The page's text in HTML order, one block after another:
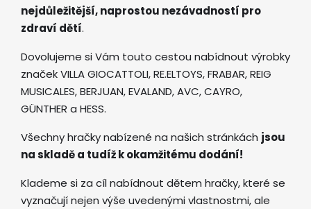
nejdůležitější, naprostou nezávadností pro
zdraví dětí.
Dovolujeme si Vám touto cestou nabídnout výrobky
značek VILLA GIOCATTOLI, RE.ELTOYS, FRABAR, REIG
MUSICALES, BERJUAN, EVALAND, AVC, CAYRO,
GÜNTHER a HESS.
Všechny hračky nabízené na našich stránkách jsou
na skladě a tudíž k okamžitému dodání!
Klademe si za cíl nabídnout dětem hračky, které se
vyznačují nejen výše uvedenými vlastnostmi, ale